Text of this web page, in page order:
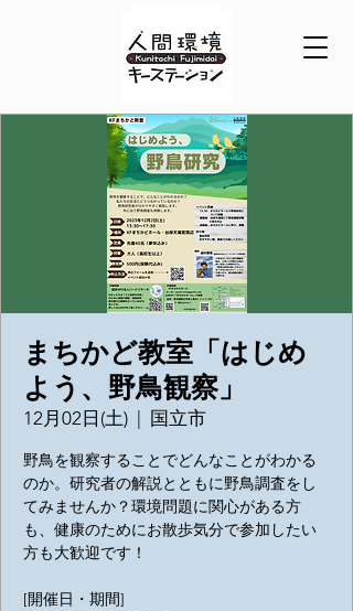
まちかど教室「はじめ
よう、野鳥観察」
12月02日(土) 国立市
野鳥を観察することでどんなことがわかる
のか。研究者の解説とともに野鳥調査をし
てみませんか？環境問題に関心がある方
も、健康のためにお散歩気分で参加したい
方も大歓迎です！
[開催日・期間]